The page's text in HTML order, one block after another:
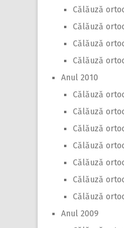
Călăuză
Călăuză
Călăuză
Călăuză
Anul 2010
Călăuză
Călăuză
Călăuză
Călăuză
Călăuză
Călăuză
Călăuză
Anul 2009